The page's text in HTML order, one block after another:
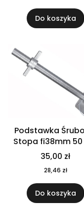
Do koszyka
Podstawka
Stopa fi38mm
35,00 zł
28,46 zł
Do koszyka